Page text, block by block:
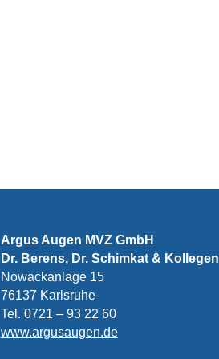
Argus Augen MVZ GmbH
Dr. Berens, Dr. Schimkat & Kollegen
Nowackanlage 15
76137 Karlsruhe
Tel. 0721 – 93 22 60
www.argusaugen.de